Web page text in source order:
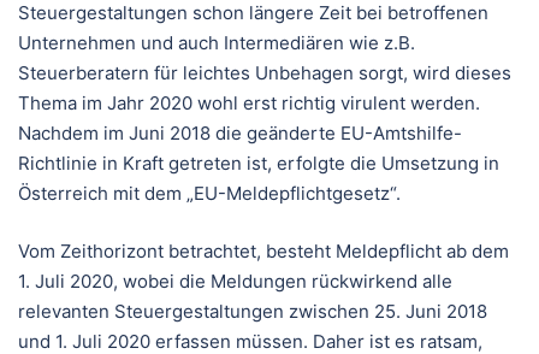
Steuergestaltungen schon längere Zeit bei betroffenen
Unternehmen und auch Intermediären wie z.B.
Steuerberatern für leichtes Unbehagen sorgt, wird dieses
Thema im Jahr 2020 wohl erst richtig virulent werden.
Nachdem im Juni 2018 die geänderte EU-Amtshilfe-
Richtlinie in Kraft getreten ist, erfolgte die Umsetzung in
Österreich mit dem „EU-Meldepflichtgesetz“.
Vom Zeithorizont betrachtet, besteht Meldepflicht ab dem
1. Juli 2020, wobei die Meldungen rückwirkend alle
relevanten Steuergestaltungen zwischen 25. Juni 2018
und 1. Juli 2020 erfassen müssen. Daher ist es ratsam,